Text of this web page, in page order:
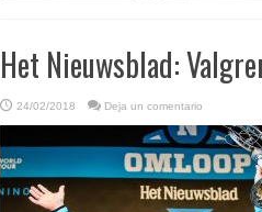
Het Nieuwsblad:
24/02/2018 Deja un comentario